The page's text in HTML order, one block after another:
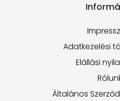
Adatkezelési
Elállási
Általános